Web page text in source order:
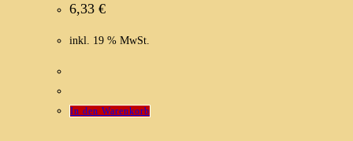
6,33 €
inkl. 19 % MwSt.
In den Warenkorb